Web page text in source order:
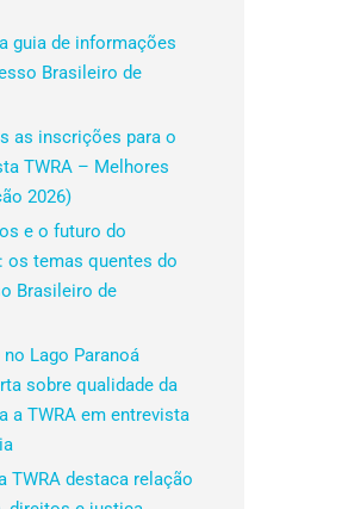
guia de informações
Brasileiro de
as inscrições para o
TWRA – Melhores
2026)
e o futuro do
os temas quentes do
Brasileiro de
no Lago Paranoá
sobre qualidade da
a TWRA em entrevista
TWRA destaca relação